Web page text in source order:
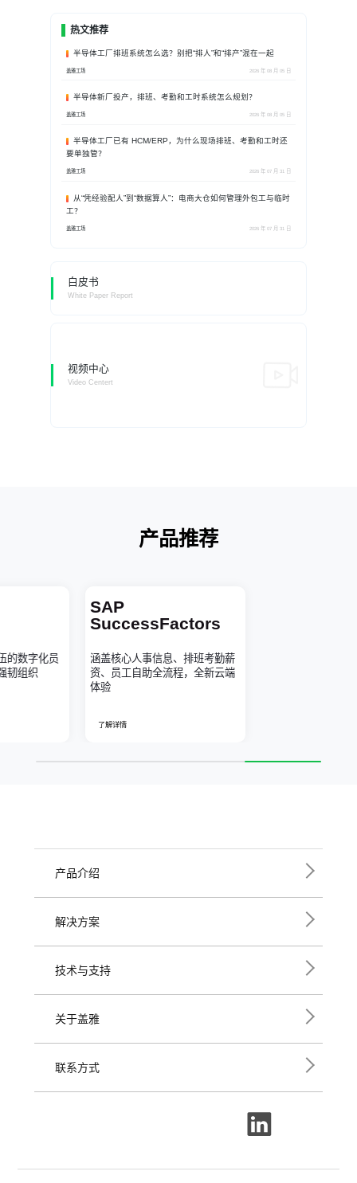
热文推荐
半导体工厂排班系统怎么选？别把“排人”和“排产”混在一起
盖雅工场 2026 年 08 月 05 日
半导体新厂投产，排班、考勤和工时系统怎么规划？
盖雅工场 2026 年 08 月 05 日
半导体工厂已有 HCM/ERP，为什么现场排班、考勤和工时还
要单独管？
盖雅工场 2026 年 07 月 31 日
从“凭经验配人”到“数据算人”：电商大仓如何管理外包工与临时
工？
盖雅工场 2026 年 07 月 31 日
白皮书
White Paper Report
视频中心
Video Centert
产品推荐
的数字化员
韧组织
SAP
SuccessFactors
涵盖核心人事信息、排班考勤薪
资、员工自助全流程，全新云端
体验
了解详情
产品介绍
解决方案
技术与支持
关于盖雅
联系方式